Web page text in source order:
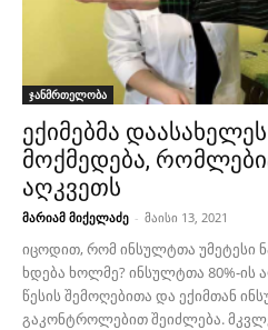
ჯანმრთელობა
ექიმებმა
მოქმედება,
აღკვეთს
მარიამ მიქელაძე - მაისი 13, 2021
იცოდით, რომ ინსულტთა უმეტესი
ხდება ხოლმე? ინსულტთა 80%-ის
წესის შემოღებითა და ექიმთან
გაკონტროლებით შეიძლება.